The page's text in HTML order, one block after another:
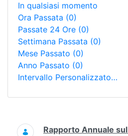
In qualsiasi momento
Ora Passata (0)
Passate 24 Ore (0)
Settimana Passata (0)
Mese Passato (0)
Anno Passato (0)
Intervallo Personalizzato…
Ricerca
Rapporto Annuale